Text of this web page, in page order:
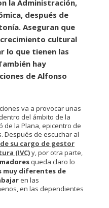
la Administración,
después de
Aseguran que
cultural
lo que tienen las
hay
de Alfonso
va a provocar unas
del ámbito de la
de la Plana, epicentro de
Después de escuchar al
su cargo de gestor
(IVC)y, por otra parte,
queda claro lo
muy diferentes de
en las
en las dependientes